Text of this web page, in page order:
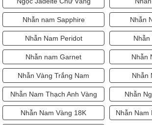
Nhẫn nam Sapphire Nhẫn
Nhẫn Nam Peridot Nhẫn
Nhẫn nam Garnet Nhẫn
Nhẫn Vàng Trắng Nam Nhẫn
Nhẫn Nam Thạch Anh Vàng Nhẫn
Nhẫn Nam Vàng 18K Nhẫn Nam